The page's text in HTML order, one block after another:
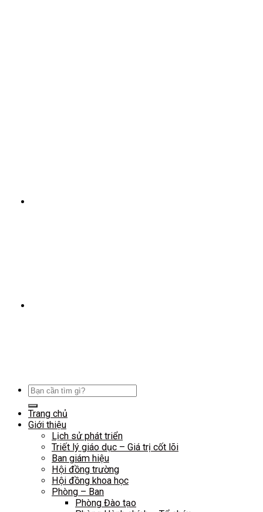
Search
for:
Trang chủ
Giới thiệu
Lịch sử phát triển
Triết lý giáo dục – Giá trị cốt lõi
Ban giám hiệu
Hội đồng trường
Hội đồng khoa học
Phòng – Ban
Phòng Đào tạo